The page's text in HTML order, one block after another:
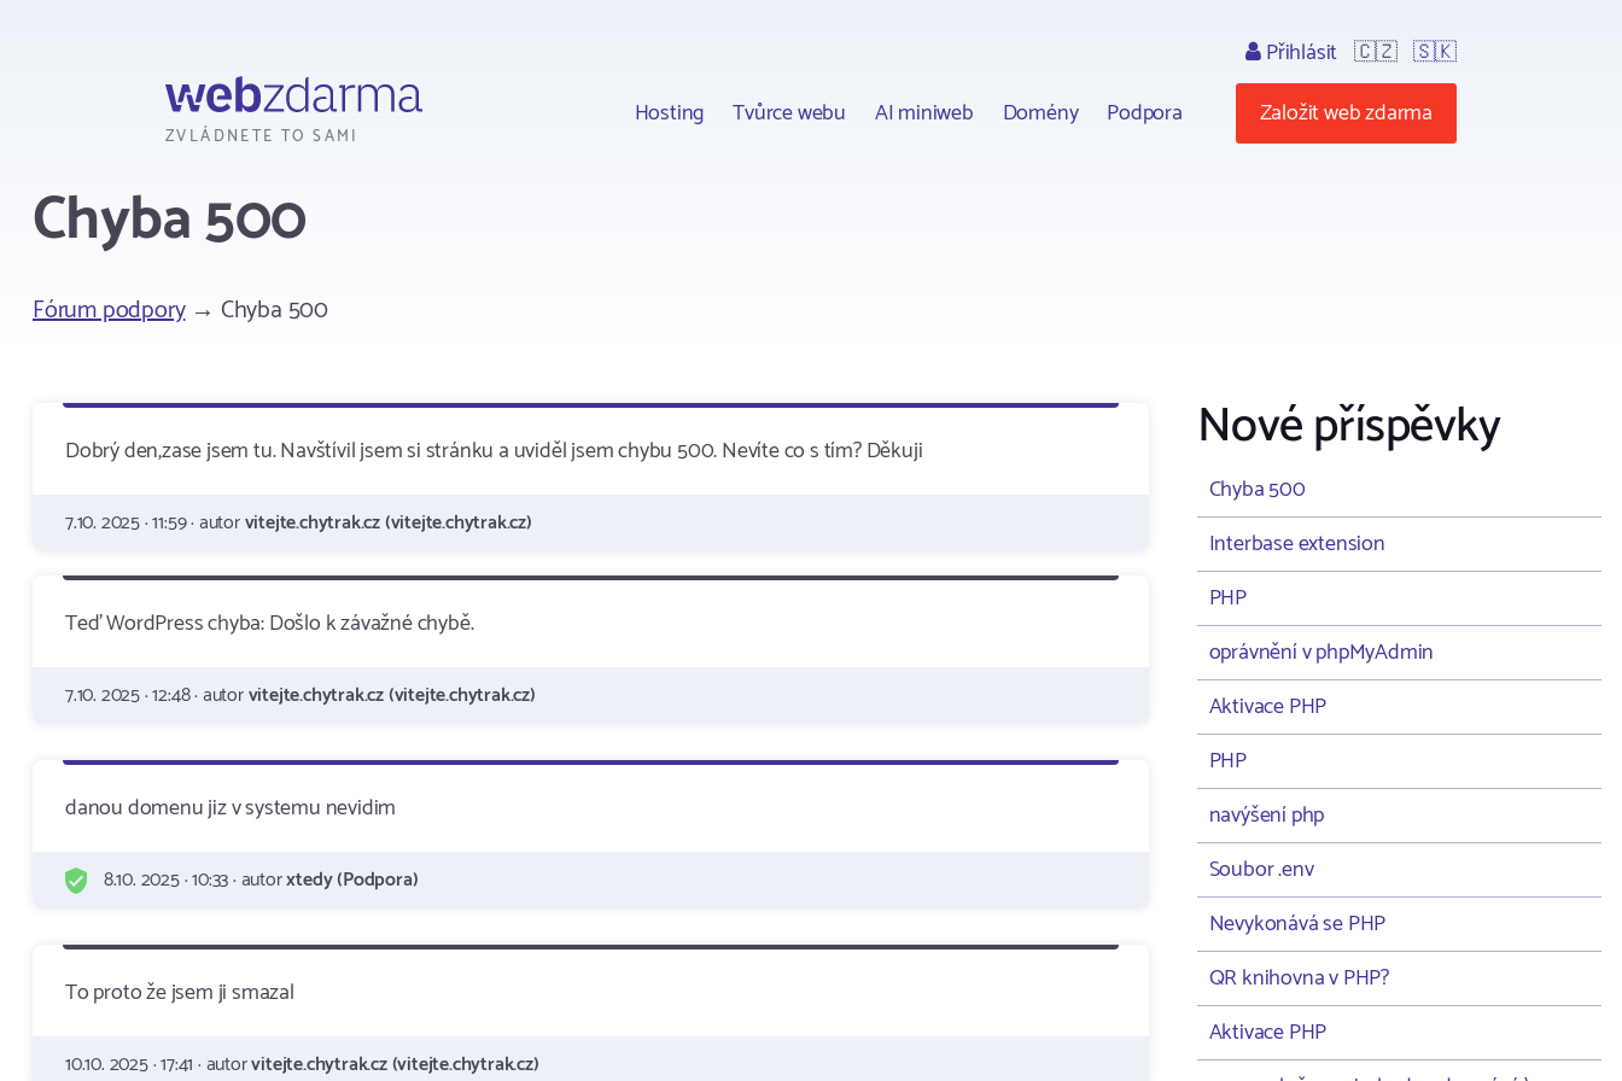
ZVLÁDNETE TO SAMI
Hosting Tvůrce webu AI miniweb Domény Podpora
Přihlásit 🇨🇿 🇸🇰
Založit web zdarma
Chyba 500
Fórum podpory→ Chyba 500
Dobrý den,zase jsem tu. Navštívil jsem si stránku a uviděl jsem chybu 500. Nevíte co s tím? Děkuji
7.10. 2025 · 11:59 · autorvitejte.chytrak.cz (vitejte.chytrak.cz)
Teď WordPress chyba: Došlo k závažné chybě.
7.10. 2025 · 12:48 · autorvitejte.chytrak.cz (vitejte.chytrak.cz)
danou domenu jiz v systemu nevidim
8.10. 2025 · 10:33 · autorxtedy (Podpora)
To proto že jsem ji smazal
10.10. 2025 · 17:41 · autorvitejte.chytrak.cz (vitejte.chytrak.cz)
Nové příspěvky
Chyba 500
Interbase extension
PHP
oprávnění v phpMyAdmin
Aktivace PHP
PHP
navýšení php
Soubor .env
Nevykonává se PHP
QR knihovna v PHP?
Aktivace PHP